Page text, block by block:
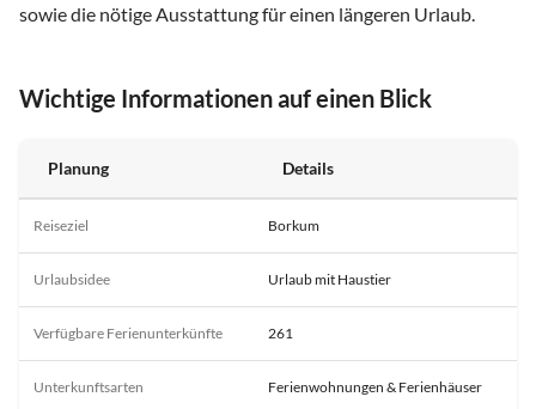
sowie die nötige Ausstattung für einen längeren Urlaub.
Wichtige Informationen auf einen Blick
Planung Details
Reiseziel Borkum
Urlaubsidee Urlaub mit Haustier
Verfügbare Ferienunterkünfte 261
Unterkunftsarten Ferienwohnungen & Ferienhäuser